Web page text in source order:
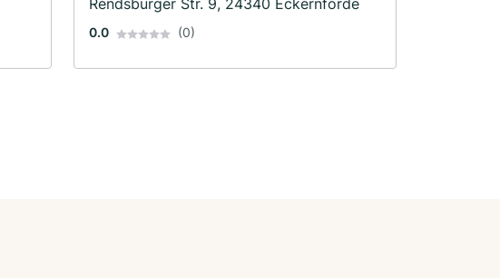
Rendsburger Str. 9, 24340 Eckernförde
0.0 (0)